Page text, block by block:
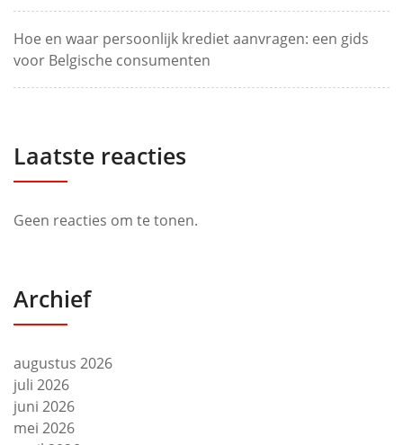
Hoe en waar persoonlijk krediet aanvragen: een gids
voor Belgische consumenten
Laatste reacties
Geen reacties om te tonen.
Archief
augustus 2026
juli 2026
juni 2026
mei 2026